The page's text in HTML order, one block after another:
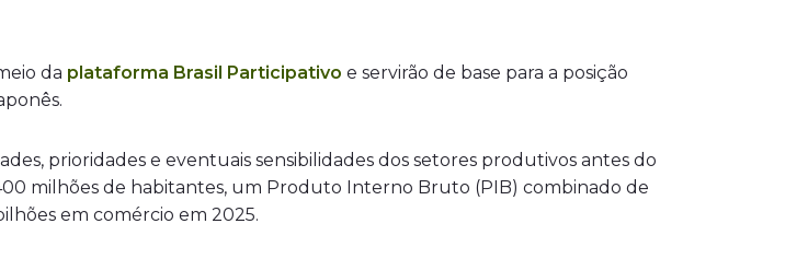
da plataforma Brasil Participativo e servirão de base para a posição
prioridades e eventuais sensibilidades dos setores produtivos antes do
milhões de habitantes, um Produto Interno Bruto (PIB) combinado de
em comércio em 2025.